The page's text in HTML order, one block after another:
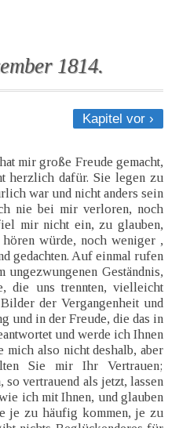
1814.
Kapitel vor ›
mir große Freude gemacht,
herzlich dafür. Sie legen zu
war und nicht anders sein
nie bei mir verloren, noch
mir nicht ein, zu glauben,
würde, noch weniger ,
gedachten. Auf einmal rufen
Geständnis,
die uns trennten, vielleicht
der Vergangenheit und
und in der Freude, die das in
und werde ich Ihnen
mich also nicht deshalb, aber
Sie mir Ihr Vertrauen;
vertrauend als jetzt, lassen
ich mit Ihnen, und glauben
je zu häufig kommen, je zu